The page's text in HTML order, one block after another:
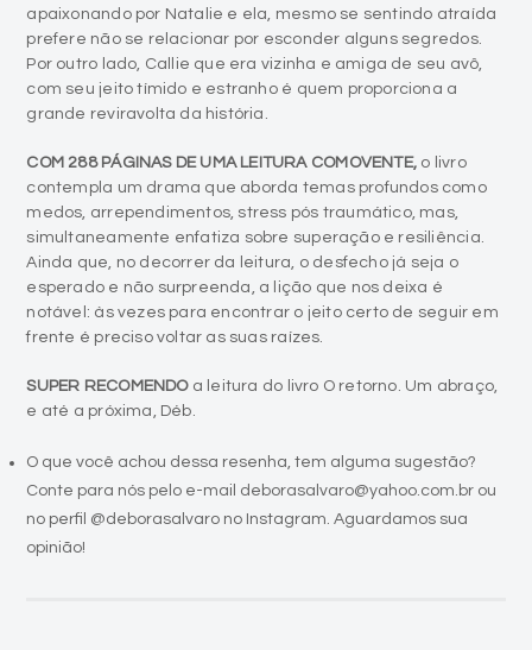
apaixonando por Natalie e ela, mesmo se sentindo atraída
prefere não se relacionar por esconder alguns segredos.
Por outro lado, Callie que era vizinha e amiga de seu avô,
com seu jeito tímido e estranho é quem proporciona a
grande reviravolta da história.
COM 288 PÁGINAS DE UMA LEITURA COMOVENTE, o livro
contempla um drama que aborda temas profundos como
medos, arrependimentos, stress pós traumático, mas,
simultaneamente enfatiza sobre superação e resiliência.
Ainda que, no decorrer da leitura, o desfecho já seja o
esperado e não surpreenda, a lição que nos deixa é
notável: às vezes para encontrar o jeito certo de seguir em
frente é preciso voltar as suas raízes.
SUPER RECOMENDOa leitura do livro O retorno. Um abraço,
e até a próxima, Déb.
O que você achou dessa resenha, tem alguma sugestão?
Conte para nós pelo e-mail deborasalvaro@yahoo.com.br ou
no perfil @deborasalvaro no Instagram. Aguardamos sua
opinião!